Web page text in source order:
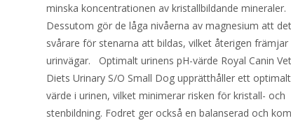
minska koncentrationen av kristallbildande mineraler.
Dessutom gör de låga nivåerna av magnesium att
svårare för stenarna att bildas, vilket återigen främjar
urinvägar. Optimalt urinens pH-värde Royal Canin
Diets Urinary S/O Small Dog upprätthåller ett
värde i urinen, vilket minimerar risken för kristall- och
stenbildning. Fodret ger också en balanserad och